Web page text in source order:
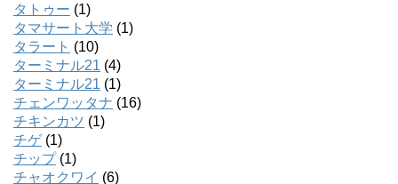
タトゥー (1)
タマサート大学 (1)
タラート (10)
ターミナル21 (4)
ターミナル21 (1)
チェンワッタナ (16)
チキンカツ (1)
チゲ(1)
チップ(1)
チャオクワイ (6)